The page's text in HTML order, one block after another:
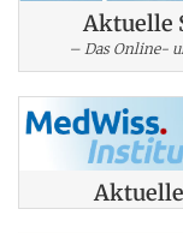
Aktuelle
– Das Online-